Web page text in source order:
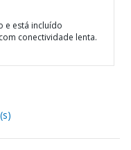
e está incluído
conectividade lenta.